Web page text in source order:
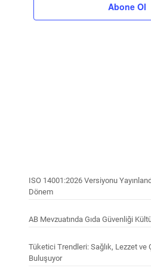
Abone Ol
ISO 14001:2026 Versiyonu
Dönem
AB Mevzuatında Gıda Güvenliği
Tüketici Trendleri: Sağlık, Lezzet ve
Buluşuyor